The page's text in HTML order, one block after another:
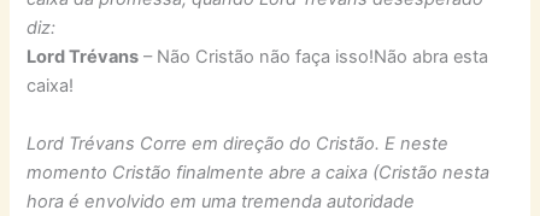
diz:
Lord Trévans – Não Cristão não faça isso!Não abra esta
caixa!
Lord Trévans Corre em direção do Cristão. E neste
momento Cristão finalmente abre a caixa (Cristão nesta
hora é envolvido em uma tremenda autoridade